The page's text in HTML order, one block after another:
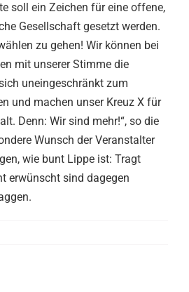
soll ein Zeichen für eine offene,
Gesellschaft gesetzt werden.
zu gehen! Wir können bei
mit unserer Stimme die
uneingeschränkt zum
und machen unser Kreuz X für
Denn: Wir sind mehr!“, so die
Wunsch der Veranstalter
wie bunt Lippe ist: Tragt
erwünscht sind dagegen